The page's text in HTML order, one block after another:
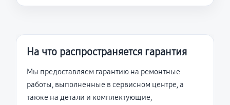
На что распространяется гарантия
Мы предоставляем гарантию на ремонтные
работы, выполненные в сервисном центре, а
также на детали и комплектующие,